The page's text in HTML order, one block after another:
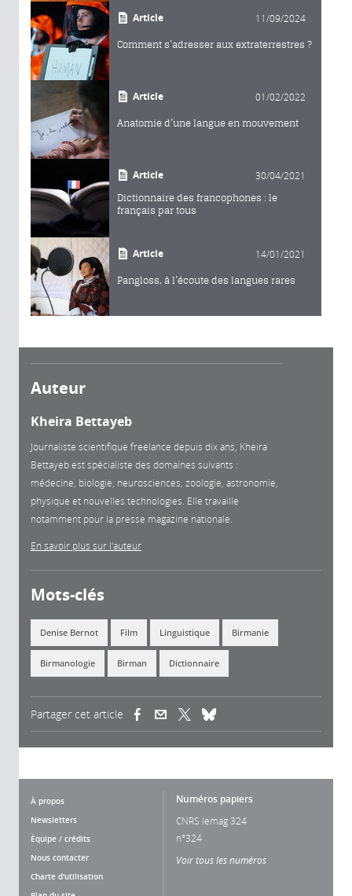
Article 11/09/2024
Comment s’adresser aux extraterrestres ?
Article 01/02/2022
Anatomie d’une langue en mouvement
Article 30/04/2021
Dictionnaire des francophones : le
français par tous
Article 14/01/2021
Pangloss, à l’écoute des langues rares
Auteur
Kheira Bettayeb
Journaliste scientifique freelance depuis dix ans, Kheira
Bettayeb est spécialiste des domaines suivants :
médecine, biologie, neurosciences, zoologie, astronomie,
physique et nouvelles technologies. Elle travaille
notamment pour la presse magazine nationale.
En savoir plus sur l'auteur
Mots-clés
Denise Bernot Film Linguistique Birmanie
Birmanologie Birman Dictionnaire
Partager cet article (link is external)(link is external)
À propos
Newsletters
Équipe / crédits
Nous contacter
Charte d'utilisation
Numéros papiers
CNRS lemag 324
n°324
Voir tous les numéros